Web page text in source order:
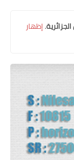
سات
سات
.إظهار